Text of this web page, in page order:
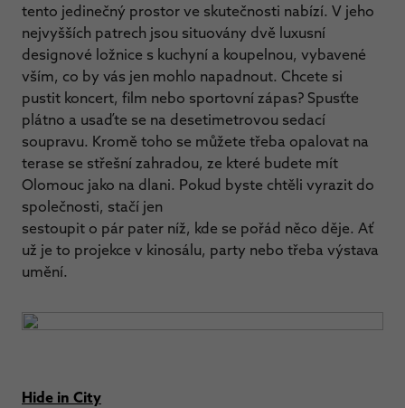
tento jedinečný prostor ve skutečnosti nabízí. V jeho
nejvyšších patrech jsou situovány dvě luxusní
designové ložnice s kuchyní a koupelnou, vybavené
vším, co by vás jen mohlo napadnout. Chcete si
pustit koncert, film nebo sportovní zápas? Spusťte
plátno a usaďte se na desetimetrovou sedací
soupravu. Kromě toho se můžete třeba opalovat na
terase se střešní zahradou, ze které budete mít
Olomouc jako na dlani. Pokud byste chtěli vyrazit do
společnosti, stačí jen
sestoupit o pár pater níž, kde se pořád něco děje. Ať
už je to projekce v kinosálu, party nebo třeba výstava
umění.
Hide in City